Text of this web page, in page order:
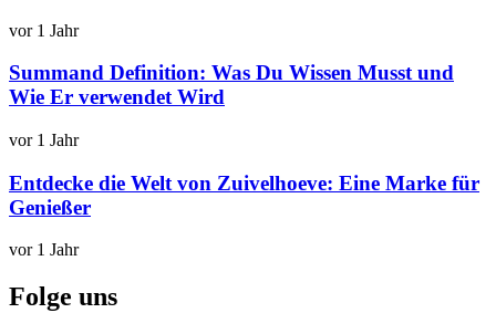
vor 1 Jahr
Summand Definition: Was Du Wissen Musst und
Wie Er verwendet Wird
vor 1 Jahr
Entdecke die Welt von Zuivelhoeve: Eine Marke für
Genießer
vor 1 Jahr
Folge uns